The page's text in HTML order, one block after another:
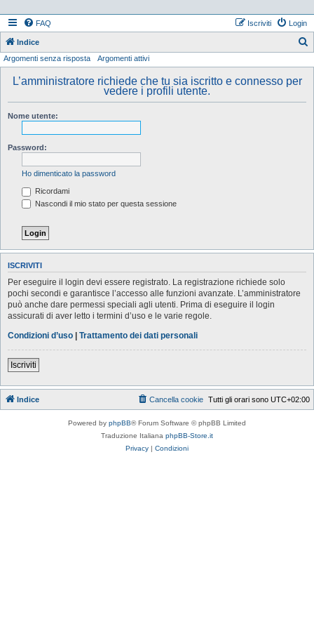
FAQ Login
Iscriviti
Indice
Argomenti senza risposta Argomenti attivi
L’amministratore richiede che tu sia iscritto e connesso per
vedere i profili utente.
Nome utente:
Password:
Ho dimenticato la password
Ricordami
Nascondi il mio stato per questa sessione
ISCRIVITI
Per eseguire il login devi essere registrato. La registrazione richiede solo
pochi secondi e garantisce l’accesso alle funzioni avanzate. L’amministratore
può anche dare permessi speciali agli utenti. Prima di eseguire il login
assicurati di aver letto i termini d’uso e le varie regole.
Condizioni d’uso | Trattamento dei dati personali
Iscriviti
Indice Tutti gli orari sono UTC+02:00
Cancella cookie
Powered by phpBB® Forum Software © phpBB Limited
Traduzione Italiana phpBB-Store.it
Privacy | Condizioni